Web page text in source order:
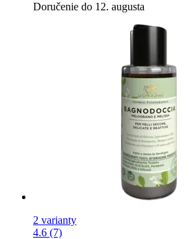
Doručenie do 12. augusta
2 varianty
4.6 (7)